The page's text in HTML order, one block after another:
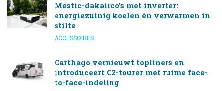
Mestic-dakairco’s met inverter:
energiezuinig koelen én verwarmen in
stilte
ACCESSOIRES
Carthago vernieuwt topliners en
introduceert C2-tourer met ruime face-
to-face-indeling